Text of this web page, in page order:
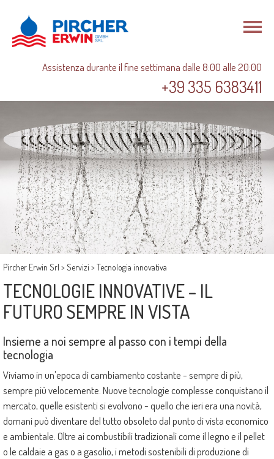
Assistenza durante il fine settimana dalle 8:00 alle 20:00
+39 335 6383411
Pircher Erwin Srl > Servizi > Tecnologia innovativa
TECNOLOGIE INNOVATIVE – IL
FUTURO SEMPRE IN VISTA
Insieme a noi sempre al passo con i tempi della
tecnologia
Viviamo in un'epoca di cambiamento costante - sempre di più,
sempre più velocemente. Nuove tecnologie complesse conquistano il
mercato, quelle esistenti si evolvono - quello che ieri era una novità,
domani può diventare del tutto obsoleto dal punto di vista economico
e ambientale. Oltre ai combustibili tradizionali come il legno e il pellet
o le caldaie a gas o a gasolio, i metodi sostenibili di produzione di